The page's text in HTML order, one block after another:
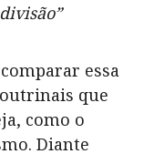
essa
que
como o
Diante